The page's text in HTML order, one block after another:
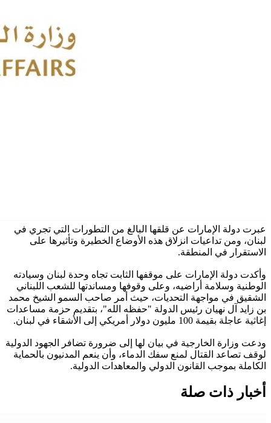
عبرت دولة الإمارات عن قلقها البالغ من التطورات التي تجري في
لبنان، ومن تداعيات انزلاق هذه الأوضاع الخطيرة وتأثيرها على
الاستقرار في المنطقة.
وأكدت دولة الإمارات على موقفها الثابت تجاه وحدة لبنان وسيادته
الوطنية وسلامة أراضيه، وعلى وقوفها ومساندتها للشعب اللبناني
الشقيق في مواجهة التحديات، حيث أمر صاحب السمو الشيخ محمد
بن زايد آل نهيان رئيس الدولة "حفظه الله"، بتقديم حزمة مساعدات
إغاثية عاجلة بقيمة 100 مليون دولار أمريكي إلى الأشقاء في لبنان.
ودعت وزارة الخارجية في بيان لها إلى ضرورة تضافر الجهود الدولية
لوقف تصاعد القتال لمنع سفك الدماء، وأن ينعم المدنيون بالحماية
الكاملة بموجب القانون الدولي والمعاهدات الدولية.
أخبار ذات صلة